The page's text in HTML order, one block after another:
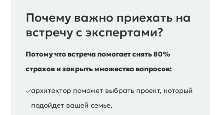
Почему важно приехать на
встречу с экспертами?
Потому что встреча помогает снять 80%
страхов и закрыть множество вопросов:
архитектор поможет выбрать проект, который
подойдет вашей семье,